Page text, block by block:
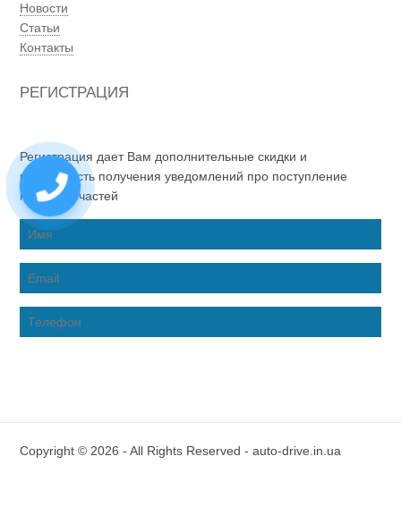
Новости
Статьи
Контакты
РЕГИСТРАЦИЯ
Регистрация дает Вам дополнительные скидки и
возможность получения уведомлений про поступление
новых запчастей
Copyright © 2026 - All Rights Reserved - auto-drive.in.ua